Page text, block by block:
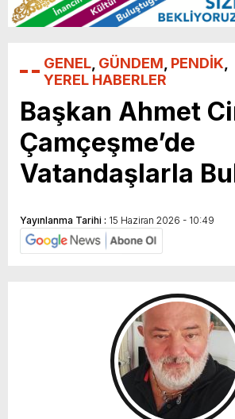
GENEL, GÜNDEM, PENDİK,
YEREL HABERLER
Başkan Ahmet
Çamçeşme’de
Vatandaşlarla
Yayınlanma Tarihi : 15 Haziran 2026 - 10:49